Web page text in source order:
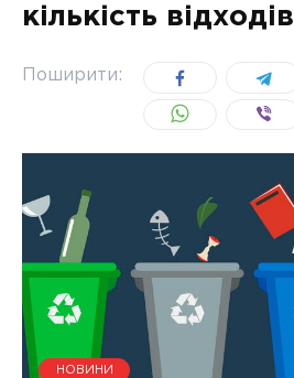
кількість відходів
Поширити:
НОВИНИ